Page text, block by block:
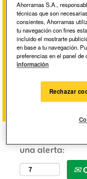
Buscar
Buscar
una alerta:
Ahorramas S.A.,
técnicas que son
consientes, Ahorramas
tu navegación con fines
incluido el mostrarte
en base a tu navegación.
preferencias en el panel de
información
Rechazar